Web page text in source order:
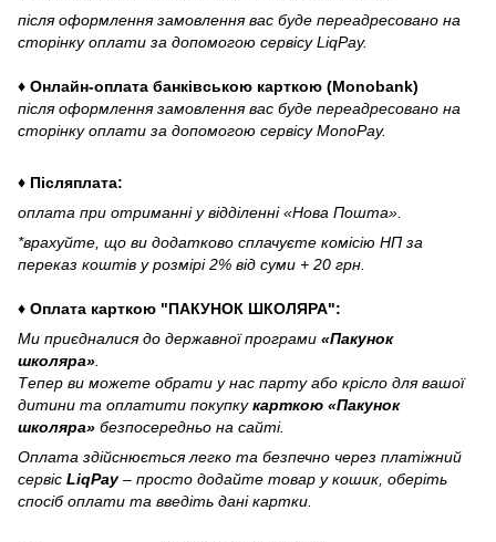
після оформлення замовлення вас буде переадресовано на
сторінку оплати за допомогою сервісу LiqPay.
♦ Онлайн-оплата банківською карткою (Monobank)
після оформлення замовлення вас буде переадресовано на
сторінку оплати за допомогою сервісу MonoPay.
♦ Післяплата:
оплата при отриманні у відділенні «Нова Пошта».
*врахуйте, що ви додатково сплачуєте комісію НП за
переказ коштів у розмірі 2% від суми + 20 грн.
♦ Оплата карткою "ПАКУНОК ШКОЛЯРА":
Ми приєдналися до державної програми «Пакунок
школяра»
Тепер ви можете обрати у нас парту або крісло для вашої
дитини та оплатити покупкукарткою «Пакунок
школяра» безпосередньо на сайті.
Оплата здійснюється легко та безпечно через платіжний
сервіс LiqPay– просто додайте товар у кошик, оберіть
спосіб оплати та введіть дані картки.